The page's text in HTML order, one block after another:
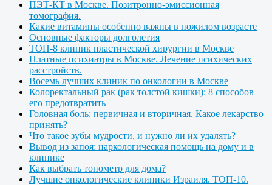
ПЭТ-КТ в Москве. Позитронно-эмиссионная
томография.
Какие витамины особенно важны в пожилом возрасте
Основные факторы долголетия
ТОП-8 клиник пластической хирургии в Москве
Платные психиатры в Москве. Лечение психических
расстройств.
Восемь лучших клиник по онкологии в Москве
Колоректальный рак (рак толстой кишки): 8 способов
его предотвратить
Головная боль: первичная и вторичная. Какое лекарство
принять?
Что такое зубы мудрости, и нужно ли их удалять?
Вывод из запоя: наркологическая помощь на дому и в
клинике
Как выбрать тонометр для дома?
Лучшие онкологические клиники Израиля. ТОП-10.